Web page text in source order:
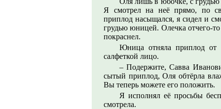
Я смотрел на неё прямо, по
приплод насыщался, я сидел и
грудью юницей. Олечка отчего-
покраснел.
Юница отняла приплод от
салфеткой лицо.
– Подержите, Савва
сытый приплод, Оля обтёрла
Вы теперь можете его положить.
Я исполнял её просьбы
смотрела.